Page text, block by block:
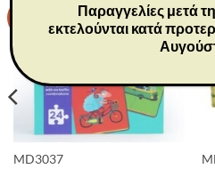
MD3037
-
Παραγγελίες μετά
εκτελούνται κατά